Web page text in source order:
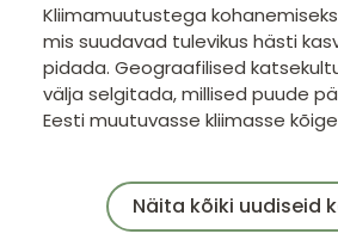
Kliimamuutustega
mis suudavad tulevikus hästi
pidada. Geograafilised
välja selgitada, millised puude
Eesti muutuvasse kliimasse
Näita kõiki uudiseid